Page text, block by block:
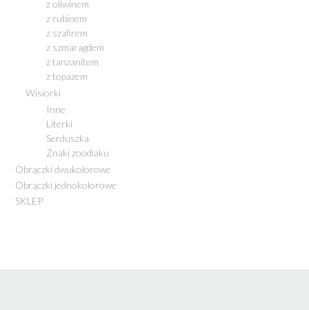
z oliwinem
z rubinem
z szafirem
z szmaragdem
z tanzanitem
z topazem
Wisiorki
Inne
Literki
Serduszka
Znaki zoodiaku
Obrączki dwukolorowe
Obrączki jednokolorowe
SKLEP